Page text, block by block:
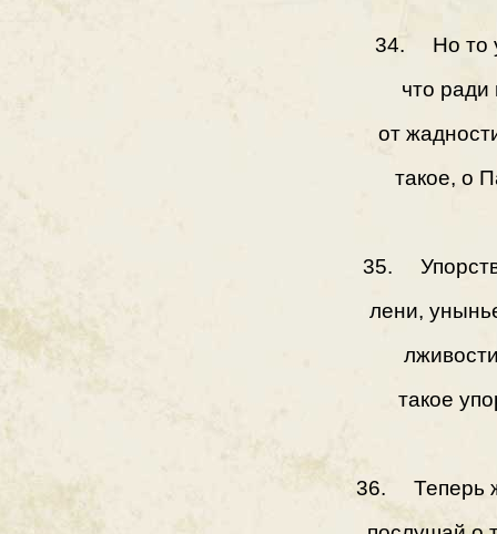
34. Но то
что ради
от
такое, о
35.
лени,
такое
36. Теперь